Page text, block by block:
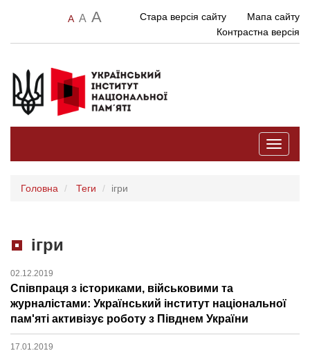
A A A Стара версія сайту
Мапа сайту
Контрастна версія
Toggle
Головна Теги ігри
ігри
02.12.2019
Співпраця з істориками, військовими та
журналістами: Український інститут національної
пам'яті активізує роботу з Півднем України
17.01.2019